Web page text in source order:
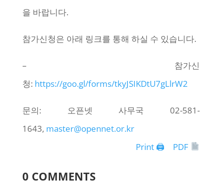
을 바랍니다.
참가신청은 아래 링크를 통해 하실 수 있습니다.
– 참가신
청: https://goo.gl/forms/tkyJSIKDtU7gLlrW2
문의: 오픈넷 사무국 02-581-
1643, master@opennet.or.kr
Print 🖨
PDF
0 COMMENTS